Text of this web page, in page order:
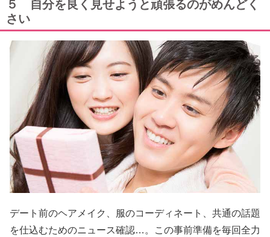
５ 自分を良く見せようと頑張るのがめんどく
さい
デート前のヘアメイク、服のコーディネート、共通の話題
を仕込むためのニュース確認…。この事前準備を毎回全力